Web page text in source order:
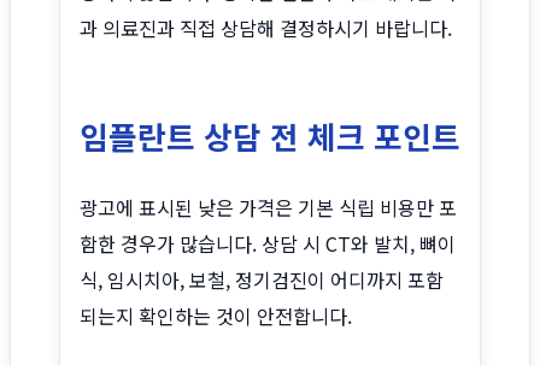
과 의료진과 직접 상담해 결정하시기 바랍니다.
임플란트 상담 전 체크 포인트
광고에 표시된 낮은 가격은 기본 식립 비용만 포
함한 경우가 많습니다. 상담 시 CT와 발치, 뼈이
식, 임시치아, 보철, 정기검진이 어디까지 포함
되는지 확인하는 것이 안전합니다.